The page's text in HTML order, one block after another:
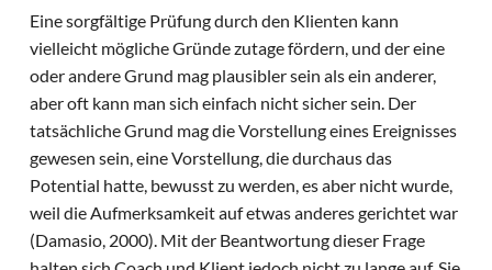
Eine sorgfältige Prüfung durch den Klienten kann
vielleicht mögliche Gründe zutage fördern, und der eine
oder andere Grund mag plausibler sein als ein anderer,
aber oft kann man sich einfach nicht sicher sein. Der
tatsächliche Grund mag die Vorstellung eines Ereignisses
gewesen sein, eine Vorstellung, die durchaus das
Potential hatte, bewusst zu werden, es aber nicht wurde,
weil die Aufmerksamkeit auf etwas anderes gerichtet war
(Damasio, 2000). Mit der Beantwortung dieser Frage